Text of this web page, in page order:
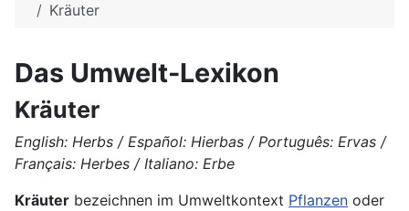
Kräuter
Das Umwelt-Lexikon
Kräuter
English: Herbs / Español: Hierbas / Português: Ervas /
Français: Herbes / Italiano: Erbe
Kräuter bezeichnen im Umweltkontext Pflanzen oder